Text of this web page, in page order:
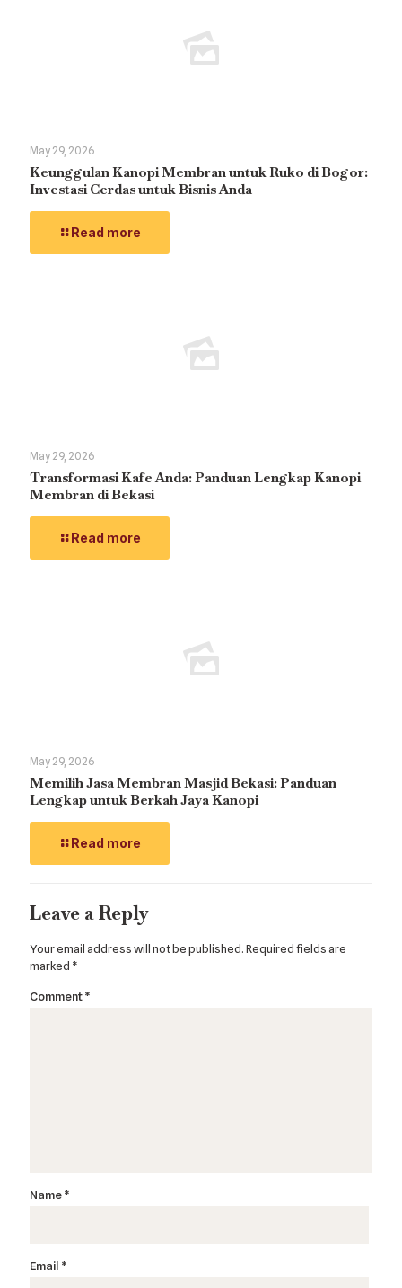
May 29, 2026
Keunggulan Kanopi Membran untuk Ruko di Bogor:
Investasi Cerdas untuk Bisnis Anda
Read more
May 29, 2026
Transformasi Kafe Anda: Panduan Lengkap Kanopi
Membran di Bekasi
Read more
May 29, 2026
Memilih Jasa Membran Masjid Bekasi: Panduan
Lengkap untuk Berkah Jaya Kanopi
Read more
Leave a Reply
Your email address will not be published.Required fields are
marked *
Comment*
Name*
Email *